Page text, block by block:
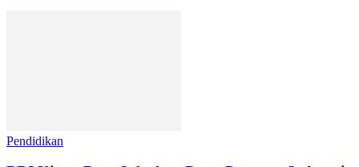
Pendidikan